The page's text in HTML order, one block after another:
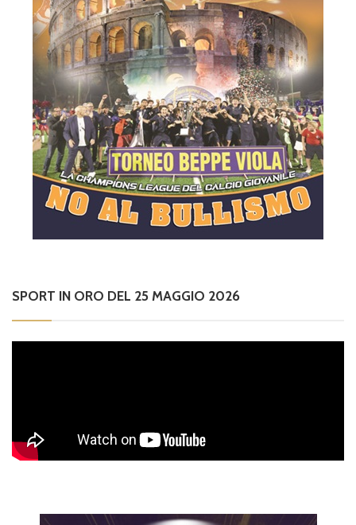
SPORT IN ORO DEL 25 MAGGIO 2026